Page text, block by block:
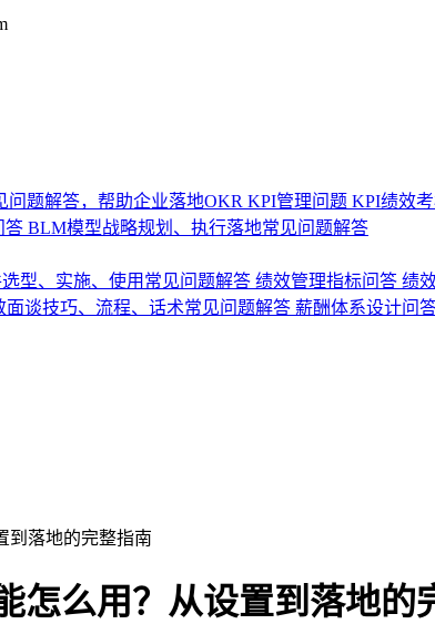
问题解答，帮助企业落地OKR KPI管理问题 KPI绩效
答 BLM模型战略规划、执行落地常见问题解答
型、实施、使用常见问题解答 绩效管理指标问答 绩
面谈技巧、流程、话术常见问题解答 薪酬体系设计问
到落地的完整指南
怎么用？从设置到落地的